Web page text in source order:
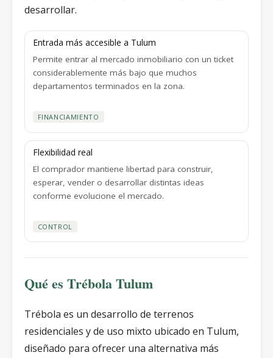
desarrollar.
Entrada más accesible a Tulum
Permite entrar al mercado inmobiliario con un ticket
considerablemente más bajo que muchos
departamentos terminados en la zona.
FINANCIAMIENTO
Flexibilidad real
El comprador mantiene libertad para construir,
esperar, vender o desarrollar distintas ideas
conforme evolucione el mercado.
CONTROL
Qué es Trébola Tulum
Trébola es un desarrollo de terrenos
residenciales y de uso mixto ubicado en Tulum,
diseñado para ofrecer una alternativa más